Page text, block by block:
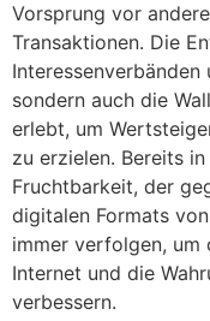
Vorsprung vor
Transaktionen. Die
sondern auch die
erlebt, um
zu erzielen. Bereits
Fruchtbarkeit, der
digitalen Formats
immer verfolgen, um
Internet und die
verbessern.